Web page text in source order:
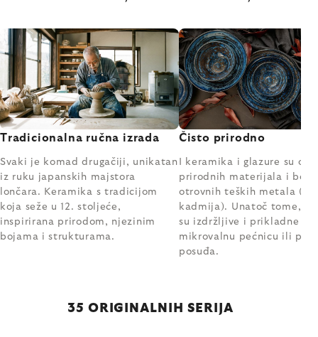
Tradicionalna ručna izrada
Svaki je komad drugačiji, unikatan
iz ruku japanskih majstora
lončara. Keramika s tradicijom
koja seže u 12. stoljeće,
inspirirana prirodom, njezinim
bojama i strukturama.
Čisto prirodno
I keramika i glazure su od
prirodnih materijala i
otrovnih teških metala
kadmija). Unatoč tome,
su izdržljive i prikladne i
mikrovalnu pećnicu ili
posuđa.
35 ORIGINALNIH SERIJA